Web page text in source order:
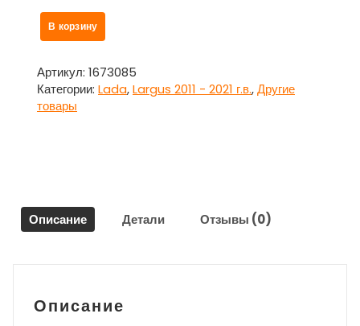
Количество
товара
буксировочный
для
Лада
-
2021
В корзину
Артикул: 1673085
Категории: Lada,Largus 2011 - 2021 г.в.,Другие
товары
Описание Детали Отзывы (0)
Описание